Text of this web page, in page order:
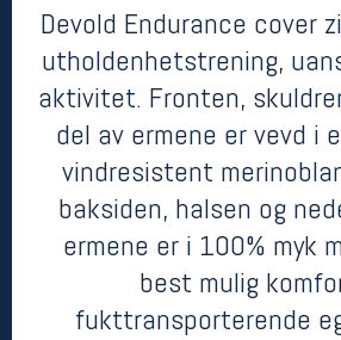
Devold Endurance cover
utholdenhetstrening,
aktivitet. Fronten,
del av ermene er vevd i
vindresistent
baksiden, halsen og
ermene er i 100% myk
best mulig
fukttransporterende
kr 1899